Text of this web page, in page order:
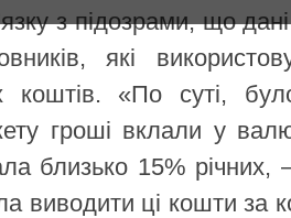
з підозрами, що
які
коштів. «По суті,
гроші вклали у
близько 15% річних,
виводити ці кошти за